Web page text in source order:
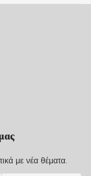
με νέα θέματα.